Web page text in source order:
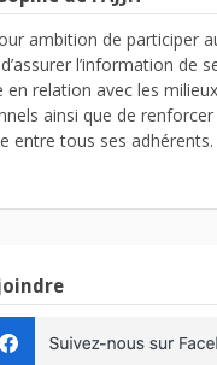
ambition de participer
l’information de
en relation avec les
ainsi que de renforcer
entre tous ses adhérents.